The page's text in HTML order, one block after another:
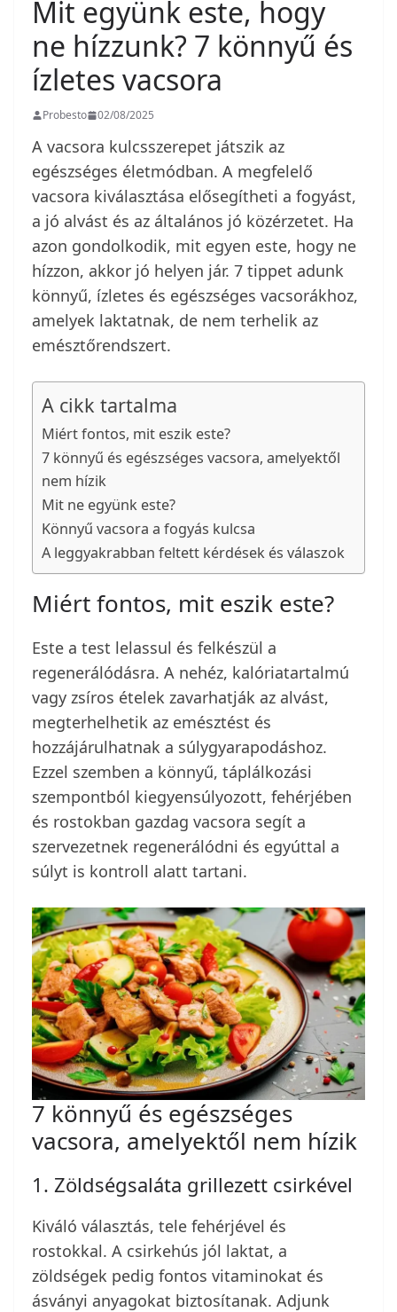
Mit együnk este, hogy
ne hízzunk? 7 könnyű és
ízletes vacsora
Probesto 02/08/2025
A vacsora kulcsszerepet játszik az
egészséges életmódban. A megfelelő
vacsora kiválasztása elősegítheti a fogyást,
a jó alvást és az általános jó közérzetet. Ha
azon gondolkodik, mit egyen este, hogy ne
hízzon, akkor jó helyen jár. 7 tippet adunk
könnyű, ízletes és egészséges vacsorákhoz,
amelyek laktatnak, de nem terhelik az
emésztőrendszert.
A cikk tartalma
Miért fontos, mit eszik este?
7 könnyű és egészséges vacsora, amelyektől
nem hízik
Mit ne együnk este?
Könnyű vacsora a fogyás kulcsa
A leggyakrabban feltett kérdések és válaszok
Miért fontos, mit eszik este?
Este a test lelassul és felkészül a
regenerálódásra. A nehéz, kalóriatartalmú
vagy zsíros ételek zavarhatják az alvást,
megterhelhetik az emésztést és
hozzájárulhatnak a súlygyarapodáshoz.
Ezzel szemben a könnyű, táplálkozási
szempontból kiegyensúlyozott, fehérjében
és rostokban gazdag vacsora segít a
szervezetnek regenerálódni és egyúttal a
súlyt is kontroll alatt tartani.
7 könnyű és egészséges
vacsora, amelyektől nem hízik
1. Zöldségsaláta grillezett csirkével
Kiváló választás, tele fehérjével és
rostokkal. A csirkehús jól laktat, a
zöldségek pedig fontos vitaminokat és
ásványi anyagokat biztosítanak. Adjunk